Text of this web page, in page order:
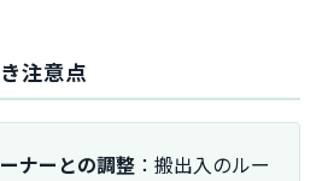
注意点
ナーとの調整 ：搬出入のルー